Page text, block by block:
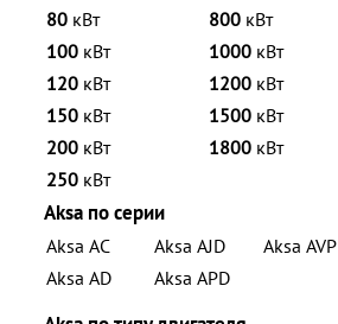
80 кВт
100 кВт
120 кВт
150 кВт
200 кВт
250 кВт
800 кВт
1000 кВт
1200 кВт
1500 кВт
1800 кВт
Aksa по серии
Aksa AC
Aksa AD
Aksa AJD
Aksa APD
Aksa AVP